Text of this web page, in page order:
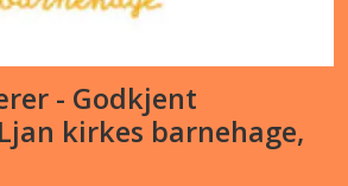
- Godkjent
kirkes barnehage,